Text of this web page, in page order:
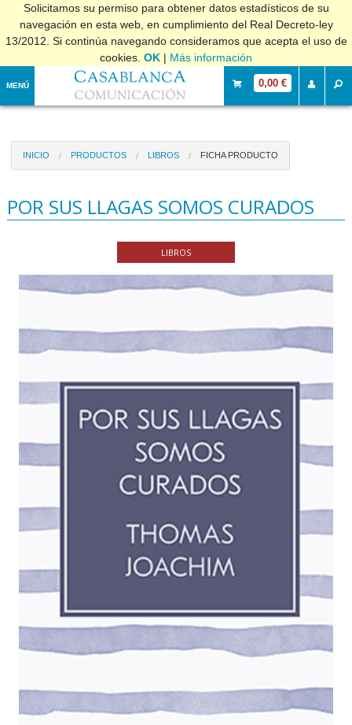
Solicitamos su permiso para obtener datos estadísticos de su
navegación en esta web, en cumplimiento del Real Decreto-ley
13/2012. Si continúa navegando consideramos que acepta el uso de
cookies. OK | Más información
MENÚ 0,00 €
INICIO PRODUCTOS LIBROS FICHA PRODUCTO
POR SUS LLAGAS SOMOS CURADOS
LIBROS